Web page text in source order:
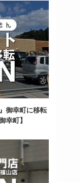
御幸町に移転
幸町】